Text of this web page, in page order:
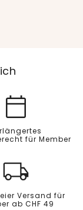
für Member
Versand für
ab CHF 49